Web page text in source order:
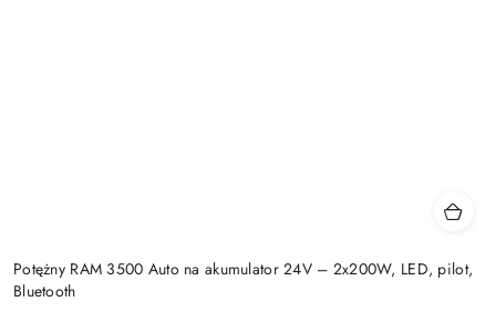
Potężny RAM 3500 Auto na akumulator 24V – 2x200W, LED, pilot,
Bluetooth